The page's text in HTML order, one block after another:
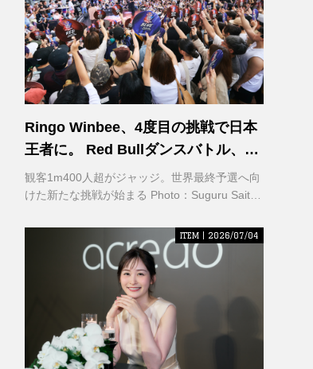
Ringo Winbee、4度目の挑戦で日本
王者に。 Red Bullダンスバトル、六
本木で熱狂
観客1m400人超がジャッジ。世界最終予選へ向
けた新たな挑戦が始まる Photo：Suguru Saito /
ITEM | 2026/07/04